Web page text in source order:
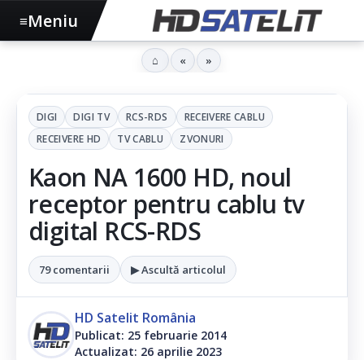
DIGI DIGI TV RCS-RDS
RECEIVERE CABLU
RECEIVERE HD
TV CABLU ZVONURI
Kaon NA 1600 HD, noul
receptor pentru cablu tv
digital RCS-RDS
79 comentarii ▶ Ascultă articolul
HD Satelit România
Publicat: 25 februarie 2014
Actualizat: 26 aprilie 2023
≡Meniu
⌂ « »